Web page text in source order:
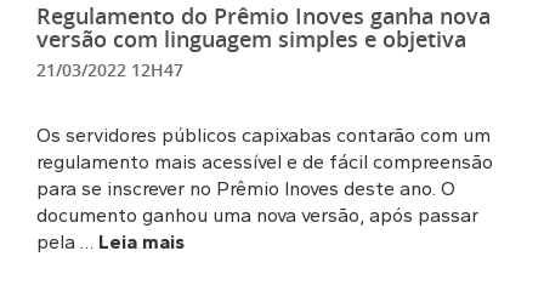
Regulamento do Prêmio Inoves ganha nova
versão com linguagem simples e objetiva
21/03/2022 12H47
Os servidores públicos capixabas contarão com um
regulamento mais acessível e de fácil compreensão
para se inscrever no Prêmio Inoves deste ano. O
documento ganhou uma nova versão, após passar
pela … Leia mais